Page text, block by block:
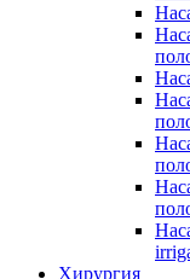
Хирургия